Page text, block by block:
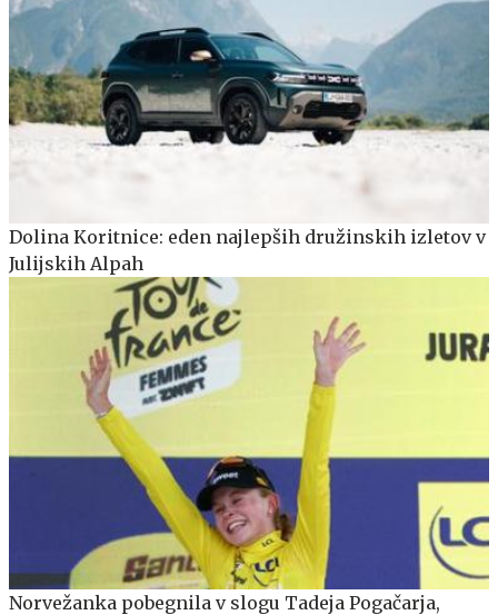
Dolina Koritnice: eden najlepših družinskih izletov v
Julijskih Alpah
Norvežanka pobegnila v slogu Tadeja Pogačarja,